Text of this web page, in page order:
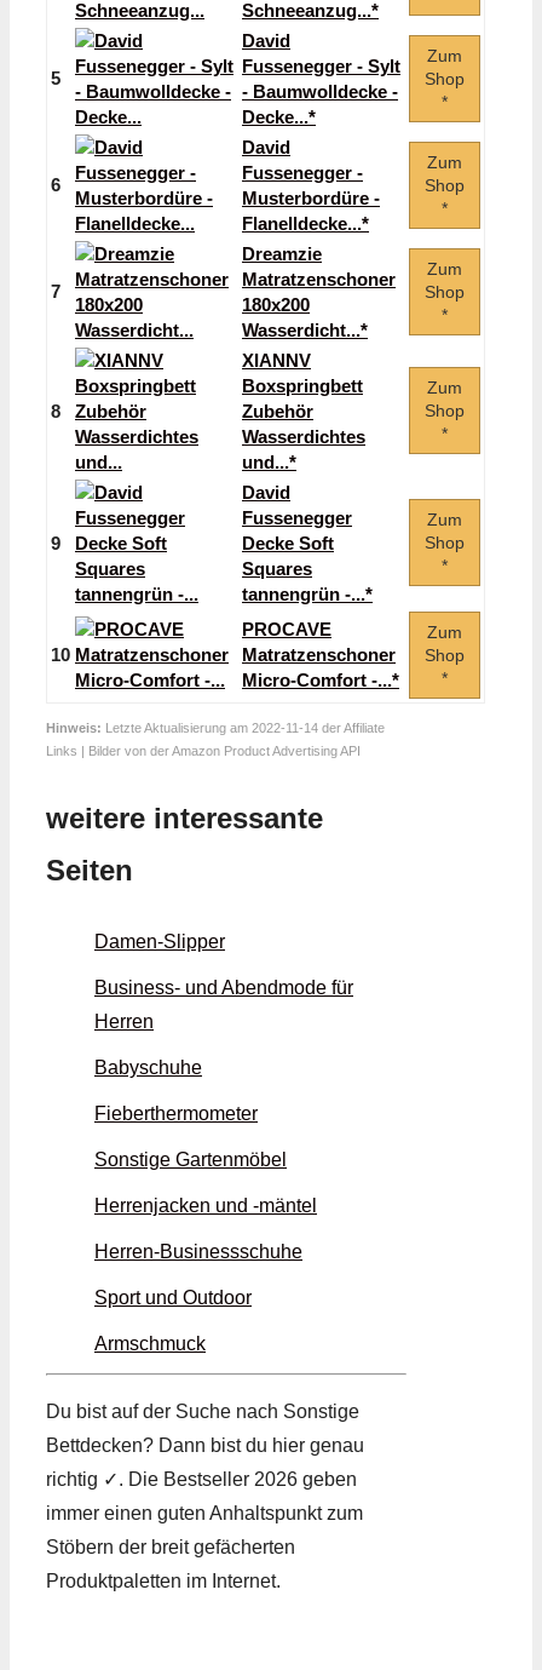
Schneeanzug...*
5
David
Fussenegger - Sylt
- Baumwolldecke -
Decke...*
Zum
Shop
*
6
David
Fussenegger -
Musterbordüre -
Flanelldecke...*
Zum
Shop
*
7
Dreamzie
Matratzenschoner
180x200
Wasserdicht...*
Zum
Shop
*
8
XIANNV
Boxspringbett
Zubehör
Wasserdichtes
und...*
Zum
Shop
*
9
David
Fussenegger
Decke Soft
Squares
tannengrün -...*
Zum
Shop
*
10
PROCAVE
Matratzenschoner
Micro-Comfort -...*
Zum
Shop
*
Hinweis: Letzte Aktualisierung am 2022-11-14 der Affiliate
Links | Bilder von der Amazon Product Advertising API
weitere interessante
Seiten
Damen-Slipper
Business- und Abendmode für
Herren
Babyschuhe
Fieberthermometer
Sonstige Gartenmöbel
Herrenjacken und -mäntel
Herren-Businessschuhe
Sport und Outdoor
Armschmuck
Du bist auf der Suche nach Sonstige
Bettdecken? Dann bist du hier genau
richtig ✓. Die Bestseller 2026 geben
immer einen guten Anhaltspunkt zum
Stöbern der breit gefächerten
Produktpaletten im Internet.